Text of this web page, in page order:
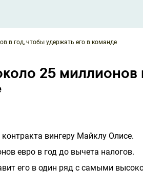
в год, чтобы удержать его в команде
25 миллионов
вингеру Майклу Олисе.
евро в год до вычета налогов.
его в один ряд с самыми